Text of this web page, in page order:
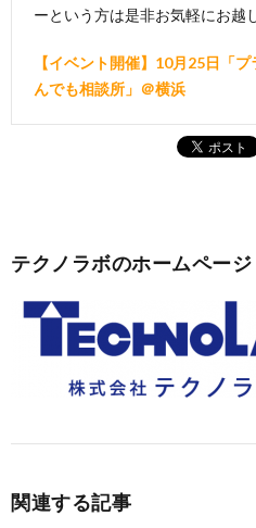
ーという方は是非お気軽にお越
【イベント開催】10月25日「
んでも相談所」＠横浜
テクノラボのホームページ
関連する記事